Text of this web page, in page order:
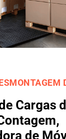
Cargas
de